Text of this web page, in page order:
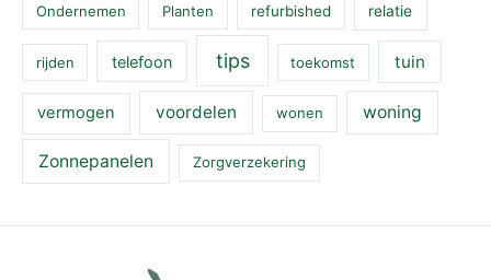
Ondernemen Planten refurbished relatie
rijden telefoon tips toekomst tuin
vermogen voordelen wonen woning
Zonnepanelen Zorgverzekering